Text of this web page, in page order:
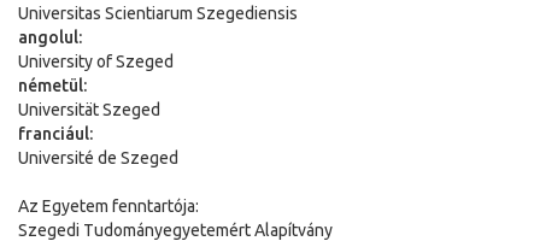
Universitas Scientiarum Szegediensis
angolul:
University of Szeged
németül:
Universität Szeged
franciául:
Université de Szeged
Az Egyetem fenntartója:
Szegedi Tudományegyetemért Alapítvány